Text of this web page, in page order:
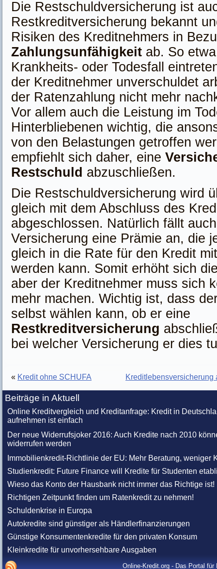
Die Restschuldversicherung ist
Restkreditversicherung bekannt
Risiken des Kreditnehmers in
Zahlungsunfähigkeit ab. So
Krankheits- oder Todesfall
der Kreditnehmer unverschuldet
der Ratenzahlung nicht mehr
Vor allem auch die Leistung im
Hinterbliebenen wichtig, die
von den Belastungen getroffen
empfiehlt sich daher, eine
Restschuld abzuschließen.
Die Restschuldversicherung wird
gleich mit dem Abschluss des
abgeschlossen. Natürlich fällt
Versicherung eine Prämie an, die
gleich in die Rate für den Kredit
werden kann. Somit erhöht sich
aber der Kreditnehmer muss sich
mehr machen. Wichtig ist, dass
selbst wählen kann, ob er eine
Restkreditversicherung
bei welcher Versicherung er dies
« Kredit ohne SCHUFA Kreditlebensversicherung
Beiträge in Aktuell
Online Kreditvergleich und Kreditanfrage: Kredit in
aufnehmen ist einfach
Der neue Widerrufsjoker 2016: Auch Kredite nach 2010
widerrufen werden
Immobilienkredit-Richtlinie der EU: Mehr Beratung, weniger
Studienkredit: Future Finance will Kredite für Studenten
Wieso das Konto der Hausbank nicht immer das Richtige ist!
Richtigen Zeitpunkt finden um Ratenkredit zu nehmen!
Schuldenkrise in Europa
Autokredite sind günstiger als Händlerfinanzierungen
Günstige Konsumentenkredite für den privaten Konsum
Kleinkredite für unvorhersehbare Ausgaben
Online-Kredit.org - Das Portal